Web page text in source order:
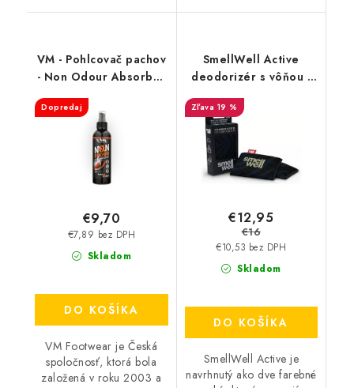
VM - Pohlcovač pachov
- Non Odour Absorber
Dopredaj
Skladom
€7,89 bez DPH
€9,70
DO KOŠÍKA
VM Footwear je Česká
spoločnosť, ktorá bola
založená v roku 2003 a
SmellWell Active
deodorizér s vôňou -
19 %
Skladom
€10,53 bez DPH
€12,95
€16
DO KOŠÍKA
SmellWell Active je
navrhnutý ako dve farebné